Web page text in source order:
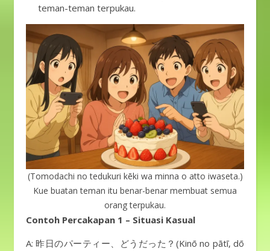
teman-teman terpukau.
(Tomodachi no tedukuri kēki wa minna o atto iwaseta.)
Kue buatan teman itu benar-benar membuat semua
orang terpukau.
Contoh Percakapan 1 – Situasi Kasual
A: 昨日のパーティー、どうだった？(Kinō no pātī, dō